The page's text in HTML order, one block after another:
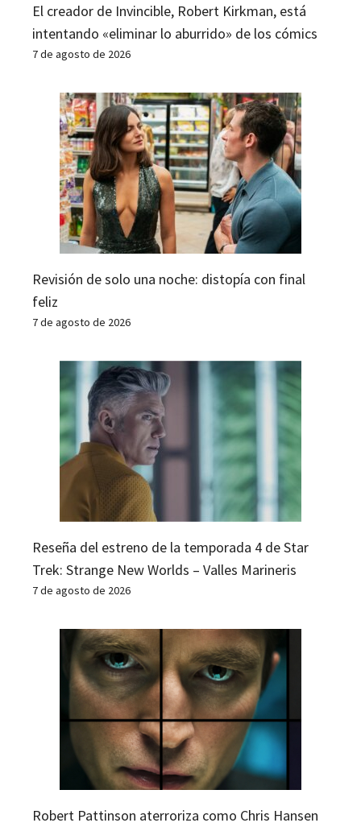
El creador de Invincible, Robert Kirkman, está
intentando «eliminar lo aburrido» de los cómics
7 de agosto de 2026
Revisión de solo una noche: distopía con final
feliz
7 de agosto de 2026
Reseña del estreno de la temporada 4 de Star
Trek: Strange New Worlds – Valles Marineris
7 de agosto de 2026
Robert Pattinson aterroriza como Chris Hansen